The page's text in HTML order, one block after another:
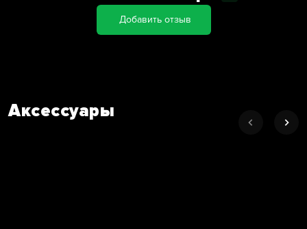
Добавить отзыв
Аксессуары